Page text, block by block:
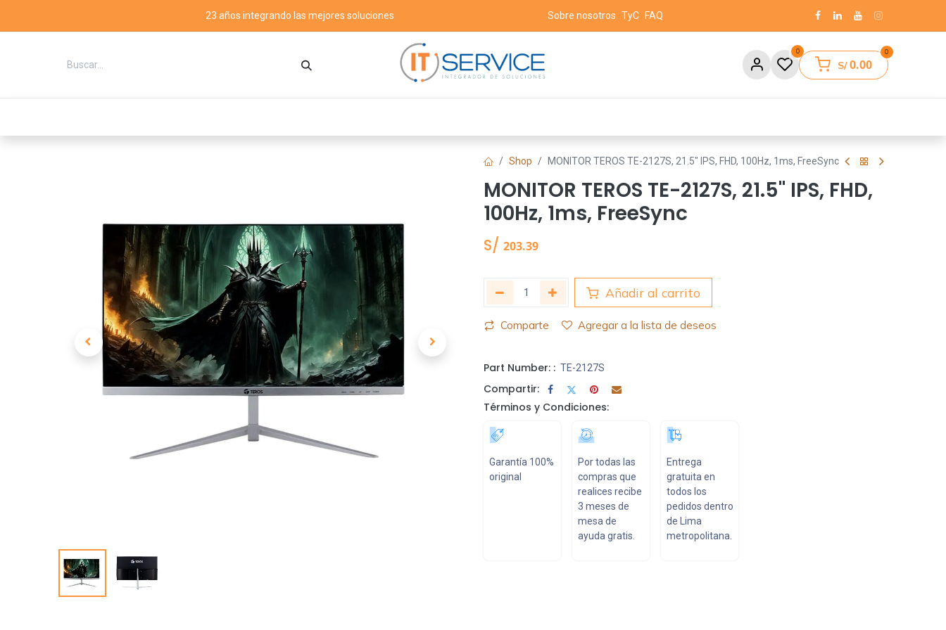
23 años integrando las mejores soluciones Sobre nosotros TyC FAQ
0 0
S/0.00
Shop MONITOR TEROS TE-2127S, 21.5" IPS, FHD, 100Hz, 1ms, FreeSync
MONITOR TEROS TE-2127S, 21.5" IPS, FHD,
100Hz, 1ms, FreeSync
S/ 203.39
Añadir al carrito
Comparte Agregar a la lista de deseos
Part Number: : TE-2127S
Compartir:
Términos y Condiciones:
Garantía 100%
original
Por todas las
compras que
realices recibe
3 meses de
mesa de
ayuda gratis.
Entrega
gratuita en
todos los
pedidos dentro
de Lima
metropolitana.